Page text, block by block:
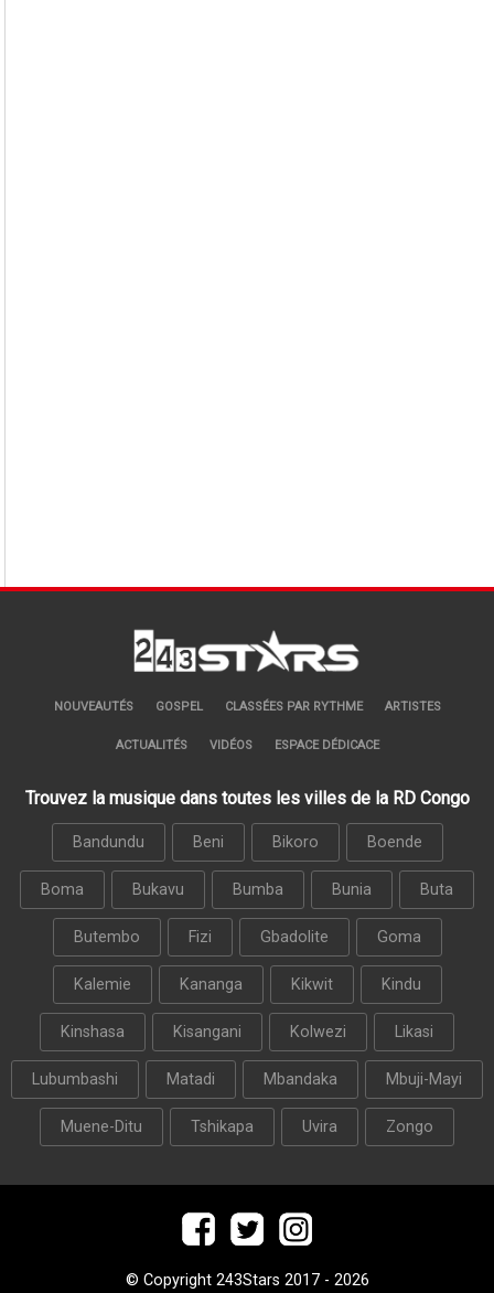
NOUVEAUTÉS GOSPEL CLASSÉES PAR RYTHME ARTISTES
ACTUALITÉS VIDÉOS ESPACE DÉDICACE
Trouvez la musique dans toutes les villes de la RD Congo
Bandundu Beni Bikoro Boende
Boma Bukavu Bumba Bunia Buta
Butembo Fizi Gbadolite Goma
Kalemie Kananga Kikwit Kindu
Kinshasa Kisangani Kolwezi Likasi
Lubumbashi Matadi Mbandaka Mbuji-Mayi
Muene-Ditu Tshikapa Uvira Zongo
© Copyright 243Stars 2017 - 2026